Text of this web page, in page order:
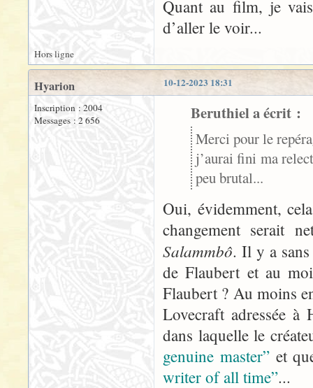
Quant au film, je
d’aller le voir...
Hors ligne
10-12-2023 18:31
Hyarion
Inscription : 2004
Messages : 2 656
Beruthiel a écrit :
Merci pour le
j’aurai fini ma
peu brutal...
Oui, évidemment,
changement serait
Salammbô. Il y a
de Flaubert et au
Flaubert ? Au moins
Lovecraft adressée
dans laquelle le
genuine master”et
writer of all time”...